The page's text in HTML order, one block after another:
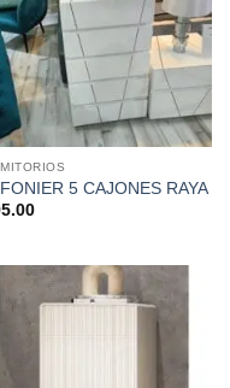
5 CAJONES RAYA